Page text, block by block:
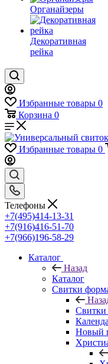
Органайзеры
Декоративная
рейка
Избранные товары 0
Корзина 0
Избранные товары 0
Телефоны
+7(495)414-13-31
+7(916)416-51-70
+7(966)196-58-29
Каталог
Назад
Каталог
Свитки
Новый